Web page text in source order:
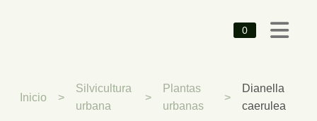
0
Inicio >
Silvicultura
urbana
>
Plantas
urbanas
>
Dianella
caerulea